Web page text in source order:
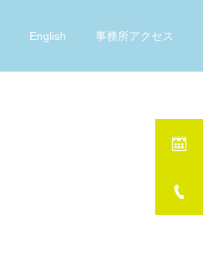
English 事務所アクセス